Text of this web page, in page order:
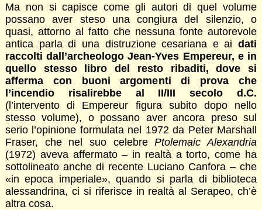
Ma non si capisce come gli autori di quel volume
possano aver steso una congiura del silenzio, o
quasi, attorno al fatto che nessuna fonte autorevole
antica parla di una distruzione cesariana e aidati
raccolti dall’archeologo Jean-Yves Empereur, e in
quello stesso libro del resto ribaditi, dove si
afferma con buoni argomenti di prova che
l’incendio risalirebbe al II/III secolo d.C.
(l’intervento di Empereur figura subito dopo nello
stesso volume), o possano aver ancora preso sul
serio l’opinione formulata nel 1972 da Peter Marshall
Fraser, che nel suo celebrePtolemaic Alexandria
(1972) aveva affermato – in realtà a torto, come ha
sottolineato anche di recente Luciano Canfora – che
«in epoca imperiale», quando si parla di biblioteca
alessandrina, ci si riferisce in realtà al Serapeo, ch’è
altra cosa.